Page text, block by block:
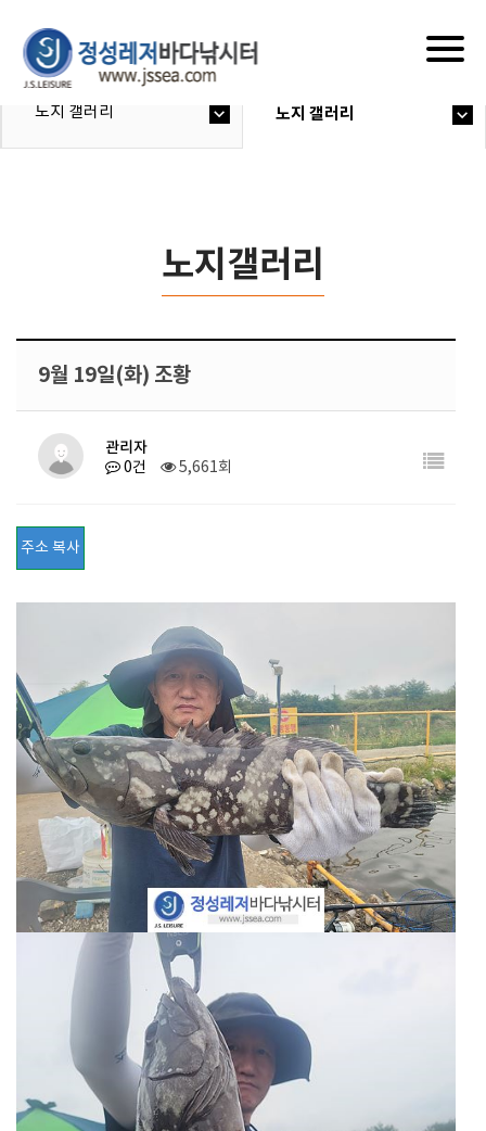
노지 갤러리 노지 갤러리
노지갤러리
9월 19일(화) 조황
관리자
0건 5,661회
주소 복사